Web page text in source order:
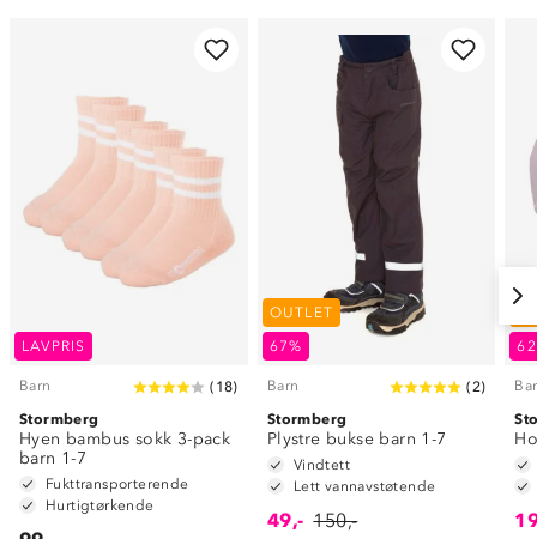
LAVPRIS
Barn ( 18)
Stormberg
Hyen bambus sokk 3-pack
barn 1-7
Fukttransporterende
Hurtigtørkende
OUTLET
67%
Barn ( 2)
Stormberg
Plystre bukse barn 1-7
Vindtett
Lett vannavstøtende
49,- 150,-